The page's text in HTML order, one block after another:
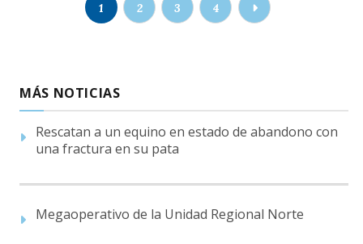
1 2 3 4
MÁS NOTICIAS
Rescatan a un equino en estado de abandono con
una fractura en su pata
Megaoperativo de la Unidad Regional Norte